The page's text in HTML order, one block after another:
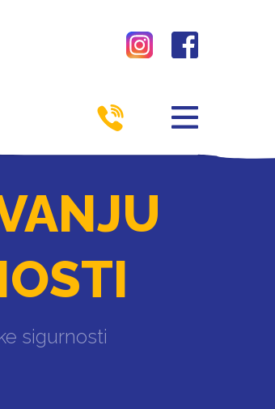
sigurnosti